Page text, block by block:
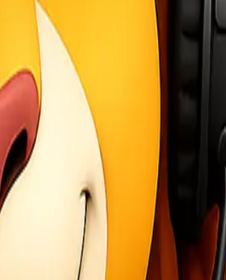
dengan biaya yang lebih terjangkau. Promo
dan cepat. Anda dapat mengandalkan layanan
layanan, dan tips pengiriman barang.
begitu, Anda bisa terus mendapatkan
di nomor 0812 6000 5092. Tim profesional